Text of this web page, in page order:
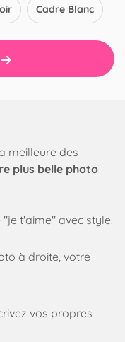
Cadre Blanc
meilleure des
plus belle photo
t'aime" avec style.
à droite, votre
vos propres